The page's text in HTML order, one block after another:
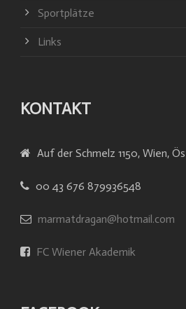
Sportplätze
Links
KONTAKT
Auf der Schmelz 1150, Wien,
00 43 676 879936548
marmatdragan@hotmail.com
FC Wiener Akademik